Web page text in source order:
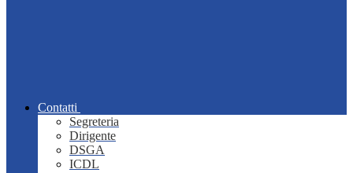
Contatti
Segreteria
Dirigente
DSGA
ICDL